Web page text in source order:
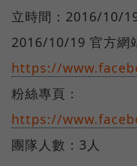
立時間：2016/10/
2016/10/19 官方網
https://
粉絲專頁：
https://
團隊人數：3人